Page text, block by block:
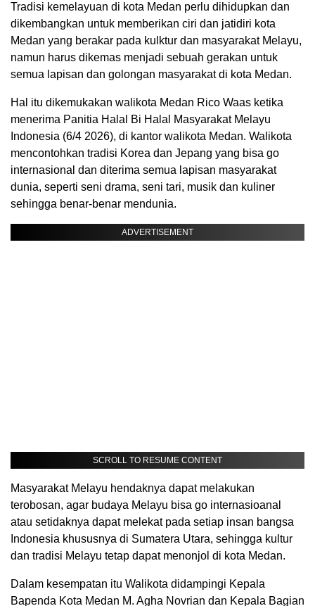
Tradisi kemelayuan di kota Medan perlu dihidupkan dan
dikembangkan untuk memberikan ciri dan jatidiri kota
Medan yang berakar pada kulktur dan masyarakat Melayu,
namun harus dikemas menjadi sebuah gerakan untuk
semua lapisan dan golongan masyarakat di kota Medan.
Hal itu dikemukakan walikota Medan Rico Waas ketika
menerima Panitia Halal Bi Halal Masyarakat Melayu
Indonesia (6/4 2026), di kantor walikota Medan. Walikota
mencontohkan tradisi Korea dan Jepang yang bisa go
internasional dan diterima semua lapisan masyarakat
dunia, seperti seni drama, seni tari, musik dan kuliner
sehingga benar-benar mendunia.
ADVERTISEMENT
SCROLL TO RESUME CONTENT
Masyarakat Melayu hendaknya dapat melakukan
terobosan, agar budaya Melayu bisa go internasioanal
atau setidaknya dapat melekat pada setiap insan bangsa
Indonesia khususnya di Sumatera Utara, sehingga kultur
dan tradisi Melayu tetap dapat menonjol di kota Medan.
Dalam kesempatan itu Walikota didampingi Kepala
Bapenda Kota Medan M. Agha Novrian dan Kepala Bagian